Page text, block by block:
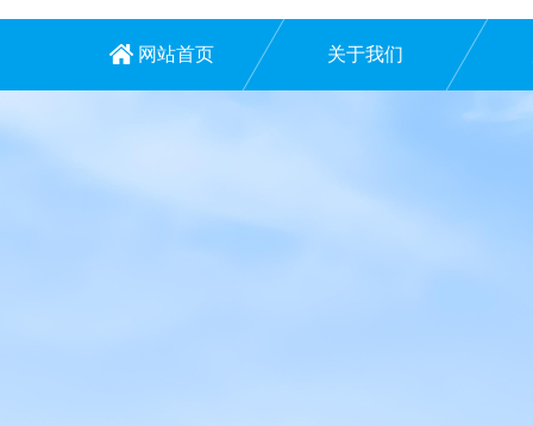
网站首页 关于我们